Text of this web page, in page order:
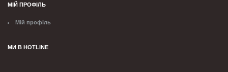
МІЙ ПРОФІЛЬ
Мій профіль
МИ В HOTLINE